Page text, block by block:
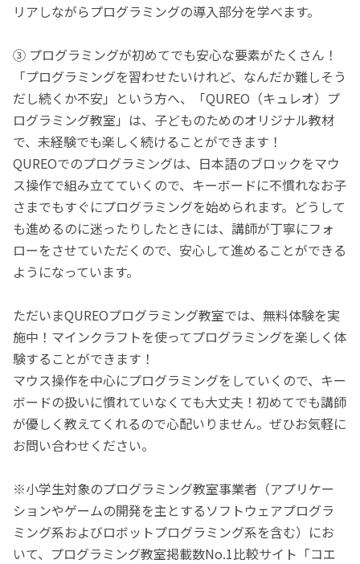
リアしながらプログラミングの導入部分を学べます。
③ プログラミングが初めてでも安心な要素がたくさん！
「プログラミングを習わせたいけれど、なんだか難しそう
だし続くか不安」という方へ、「QUREO（キュレオ）プ
ログラミング教室」は、子どものためのオリジナル教材
で、未経験でも楽しく続けることができます！
QUREOでのプログラミングは、日本語のブロックをマウ
ス操作で組み立てていくので、キーボードに不慣れなお子
さまでもすぐにプログラミングを始められます。どうして
も進めるのに迷ったりしたときには、講師が丁寧にフォ
ローをさせていただくので、安心して進めることができる
ようになっています。
ただいまQUREOプログラミング教室では、無料体験を実
施中！マインクラフトを使ってプログラミングを楽しく体
験することができます！
マウス操作を中心にプログラミングをしていくので、キー
ボードの扱いに慣れていなくても大丈夫！初めてでも講師
が優しく教えてくれるので心配いりません。ぜひお気軽に
お問い合わせください。
※小学生対象のプログラミング教室事業者（アプリケー
ションやゲームの開発を主とするソフトウェアプログラ
ミング系およびロボットプログラミング系を含む）にお
いて、プログラミング教室掲載数No.1比較サイト「コエ